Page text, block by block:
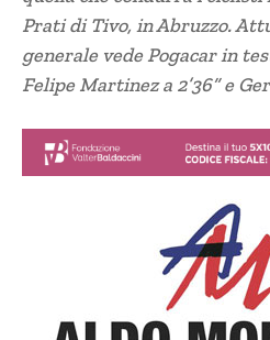
Prati di Tivo, in Abruzzo.
generale vede Pogacar in
Felipe Martinez a 2’36” e